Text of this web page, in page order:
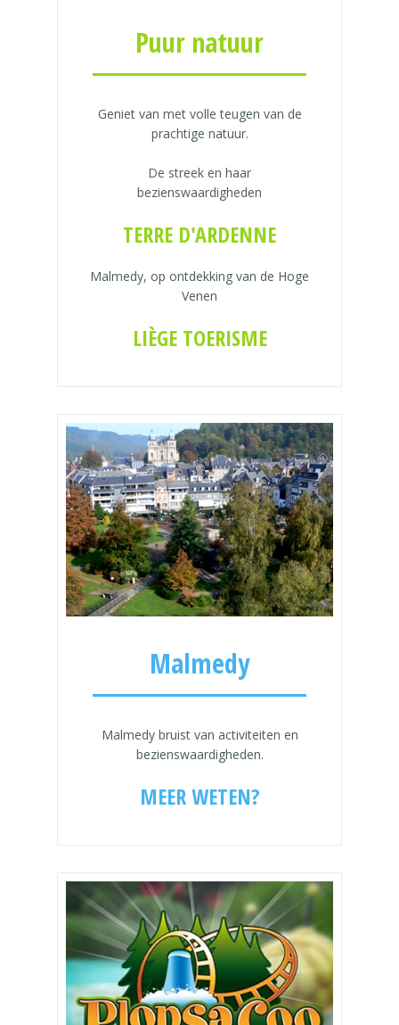
Puur natuur
Geniet van met volle teugen van de
prachtige natuur.
De streek en haar
bezienswaardigheden
TERRE D'ARDENNE
Malmedy, op ontdekking van de Hoge
Venen
LIÈGE TOERISME
Malmedy
Malmedy bruist van activiteiten en
bezienswaardigheden.
MEER WETEN?